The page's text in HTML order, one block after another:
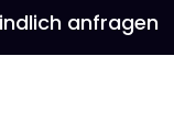
anfragen